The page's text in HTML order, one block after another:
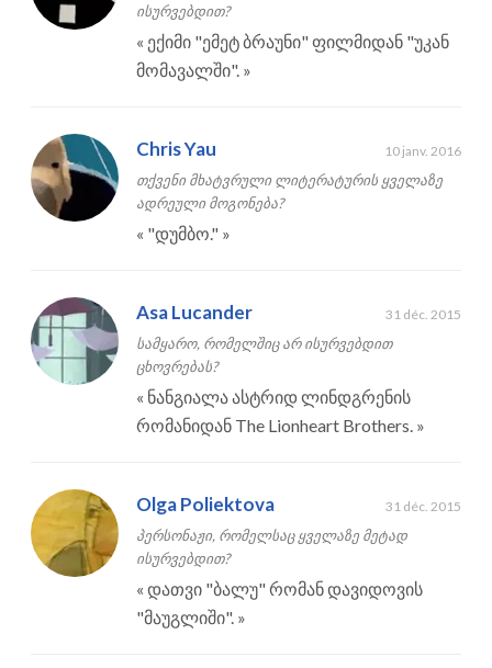
ისურვებდით?
« ექიმი "ემეტ ბრაუნი" ფილმიდან "უკან
მომავალში". »
Chris Yau 10 janv. 2016
თქვენი მხატვრული ლიტერატურის ყველაზე
ადრეული მოგონება?
« "დუმბო." »
Asa Lucander 31 déc. 2015
სამყარო, რომელშიც არ ისურვებდით
ცხოვრებას?
« ნანგიალა ასტრიდ ლინდგრენის
რომანიდან The Lionheart Brothers. »
Olga Poliektova 31 déc. 2015
პერსონაჟი, რომელსაც ყველაზე მეტად
ისურვებდით?
« დათვი "ბალუ" რომან დავიდოვის
"მაუგლიში". »